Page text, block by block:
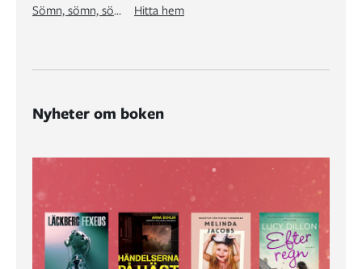
Sömn, sömn, sömn Hitta hem
Nyheter om boken